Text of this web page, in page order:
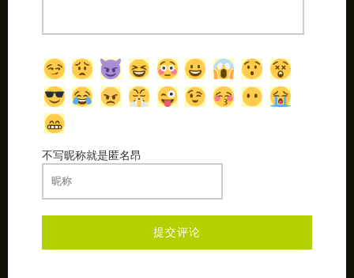
不写昵称就是匿名昂